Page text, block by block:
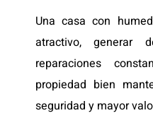
Una casa con
atractivo, generar
reparaciones
propiedad bien
seguridad y mayor